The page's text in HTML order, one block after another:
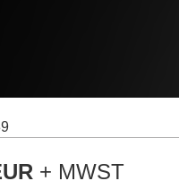
+ MWST